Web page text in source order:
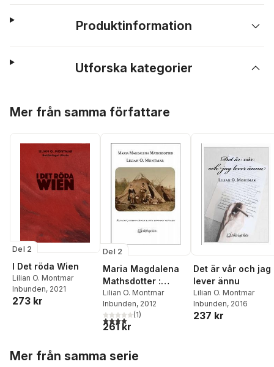
Produktinformation
Utforska kategorier
Mer från samma författare
Del 2
I Det röda Wien
Lilian O. Montmar
Inbunden, 2021
273 kr
Del 2
Maria Magdalena
Mathsdotter :
kungen,
samekvinnan och
den franske
pastorn
Lilian O. Montmar
Inbunden, 2012
4,0utav 5 stjärnor. Totalt antal röster:
(1)
261 kr
Det är vår och jag
lever ännu
Lilian O. Montmar
Inbunden, 2016
237 kr
Mer från samma serie